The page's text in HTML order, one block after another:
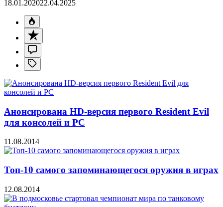
18.01.202022.04.2025
Анонсирована HD-версия первого Resident Evil
для консолей и PC
11.08.2014
Топ-10 самого запоминающегося оружия в играх
12.08.2014